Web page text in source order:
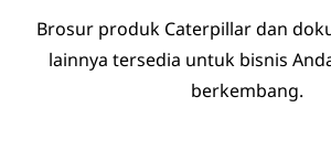
Brosur produk Caterpillar dan
lainnya tersedia untuk bisnis
berkembang.